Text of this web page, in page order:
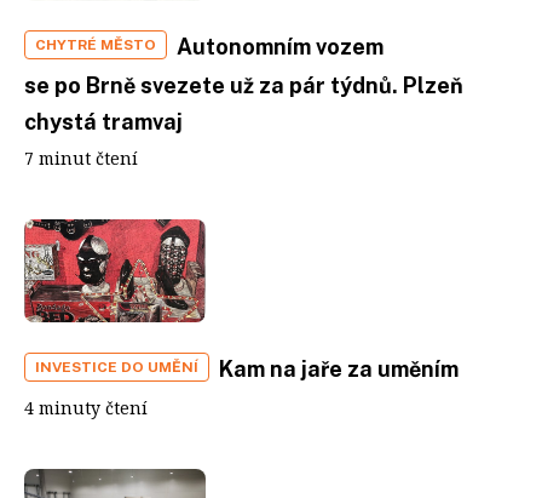
CHYTRÉ MĚSTO
Autonomním vozem
se po Brně svezete už za pár týdnů. Plzeň
chystá tramvaj
7 minut čtení
INVESTICE DO UMĚNÍ Kam na jaře za uměním
4 minuty čtení